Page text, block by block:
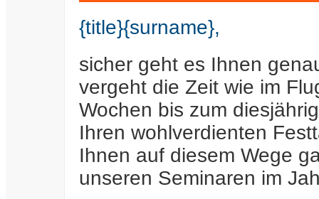
{title}{surname},
sicher geht es Ihnen
vergeht die Zeit wie im
Wochen bis zum
Ihren wohlverdienten
Ihnen auf diesem Wege
unseren Seminaren im